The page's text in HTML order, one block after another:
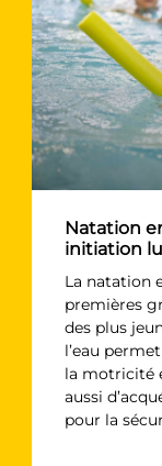
Natation
initiation
La natation
premières
des plus
l’eau
la motricité
aussi
pour la